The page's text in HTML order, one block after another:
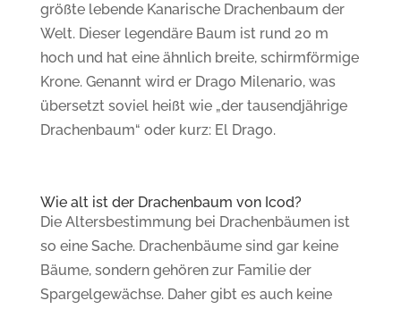
größte lebende Kanarische Drachenbaum der
Welt. Dieser legendäre Baum ist rund 20 m
hoch und hat eine ähnlich breite, schirmförmige
Krone. Genannt wird er Drago Milenario, was
übersetzt soviel heißt wie „der tausendjährige
Drachenbaum“ oder kurz: El Drago.
Wie alt ist der Drachenbaum von Icod?
Die Altersbestimmung bei Drachenbäumen ist
so eine Sache. Drachenbäume sind gar keine
Bäume, sondern gehören zur Familie der
Spargelgewächse. Daher gibt es auch keine